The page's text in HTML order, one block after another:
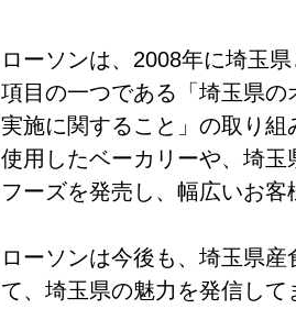
ローソンは、2008年に埼玉
項目の一つである「埼玉県
実施に関すること」の取り
使用したベーカリーや、埼
フーズを発売し、幅広いお
ローソンは今後も、埼玉県
て、埼玉県の魅力を発信して